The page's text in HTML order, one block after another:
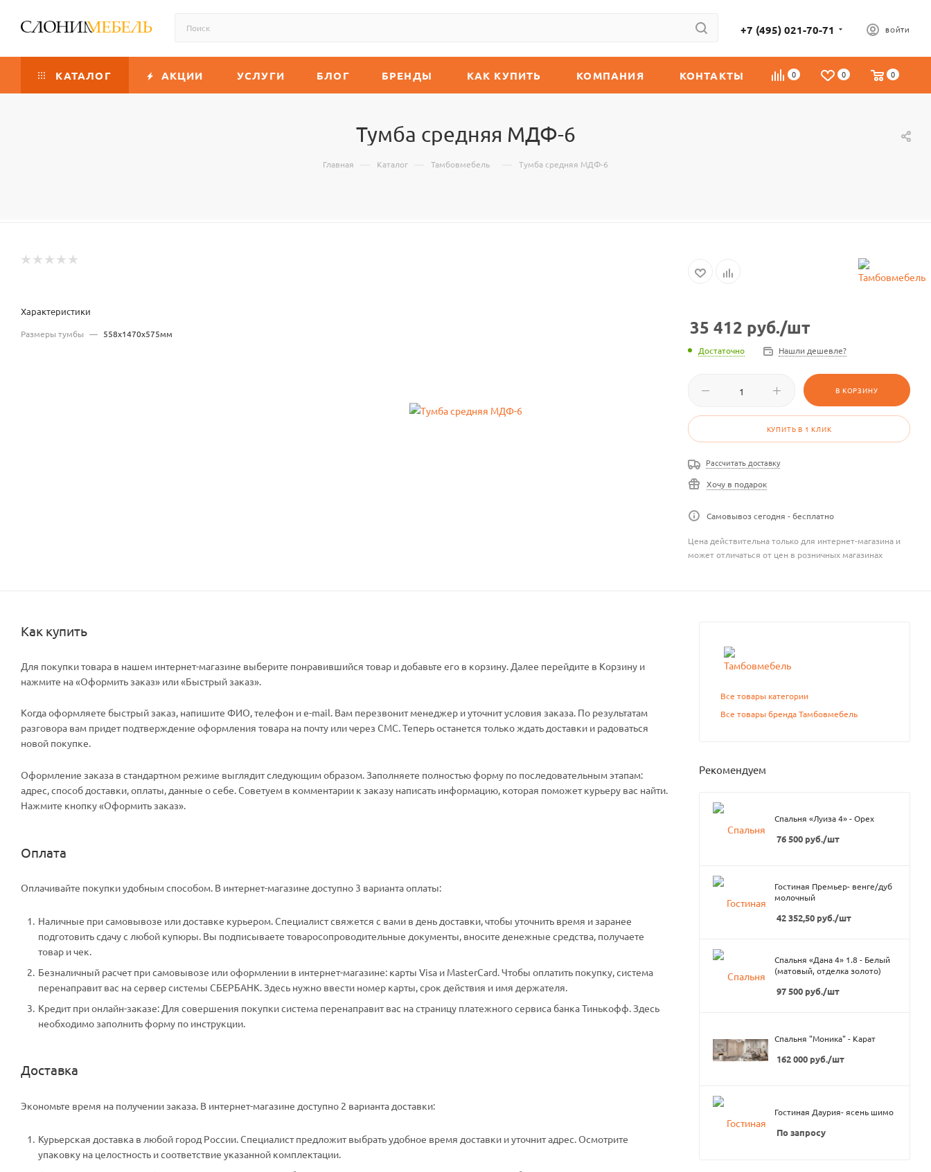
+7 (495) 021-70-71 ВОЙТИ
0 0 0
КАТАЛОГ АКЦИИ УСЛУГИ БЛОГ БРЕНДЫ КАК КУПИТЬ КОМПАНИЯ КОНТАКТЫ
Тумба средняя МДФ-6
Главная — Каталог — Тамбовмебель — Тумба средняя МДФ-6
Характеристики
Размеры тумбы — 558x1470x575мм 35 412 руб./шт
Достаточно Нашли дешевле?
В КОРЗИНУ
КУПИТЬ В 1 КЛИК
Рассчитать доставку
Хочу в подарок
Самовывоз сегодня - бесплатно
Цена действительна только для интернет-магазина и
может отличаться от цен в розничных магазинах
Как купить
Для покупки товара в нашем интернет-магазине выберите понравившийся товар и добавьте его в корзину. Далее перейдите в Корзину и
нажмите на «Оформить заказ» или «Быстрый заказ».
Когда оформляете быстрый заказ, напишите ФИО, телефон и e-mail. Вам перезвонит менеджер и уточнит условия заказа. По результатам
разговора вам придет подтверждение оформления товара на почту или через СМС. Теперь останется только ждать доставки и радоваться
новой покупке.
Оформление заказа в стандартном режиме выглядит следующим образом. Заполняете полностью форму по последовательным этапам:
адрес, способ доставки, оплаты, данные о себе. Советуем в комментарии к заказу написать информацию, которая поможет курьеру вас найти.
Нажмите кнопку «Оформить заказ».
Оплата
Оплачивайте покупки удобным способом. В интернет-магазине доступно 3 варианта оплаты:
Наличные при самовывозе или доставке курьером. Специалист свяжется с вами в день доставки, чтобы уточнить время и заранее
подготовить сдачу с любой купюры. Вы подписываете товаросопроводительные документы, вносите денежные средства, получаете
товар и чек.
Безналичный расчет при самовывозе или оформлении в интернет-магазине: карты Visa и MasterCard. Чтобы оплатить покупку, система
перенаправит вас на сервер системы СБЕРБАНК. Здесь нужно ввести номер карты, срок действия и имя держателя.
Кредит при онлайн-заказе: Для совершения покупки система перенаправит вас на страницу платежного сервиса банка Тинькофф. Здесь
необходимо заполнить форму по инструкции.
Доставка
Экономьте время на получении заказа. В интернет-магазине доступно 2 варианта доставки:
Курьерская доставка в любой город России. Специалист предложит выбрать удобное время доставки и уточнит адрес. Осмотрите
упаковку на целостность и соответствие указанной комплектации.
Все товары категории
Все товары бренда Тамбовмебель
Рекомендуем
Спальня «Луиза 4» - Орех
76 500 руб./шт
Гостиная Премьер- венге/дуб
молочный
42 352,50 руб./шт
Спальня «Дана 4» 1.8 - Белый
(матовый, отделка золото)
97 500 руб./шт
Спальня "Моника" - Карат
162 000 руб./шт
Гостиная Даурия- ясень шимо
По запросу